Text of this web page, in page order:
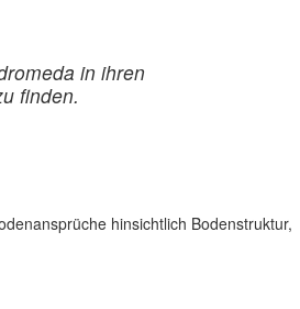
in ihren
finden.
hinsichtlich Bodenstruktur,